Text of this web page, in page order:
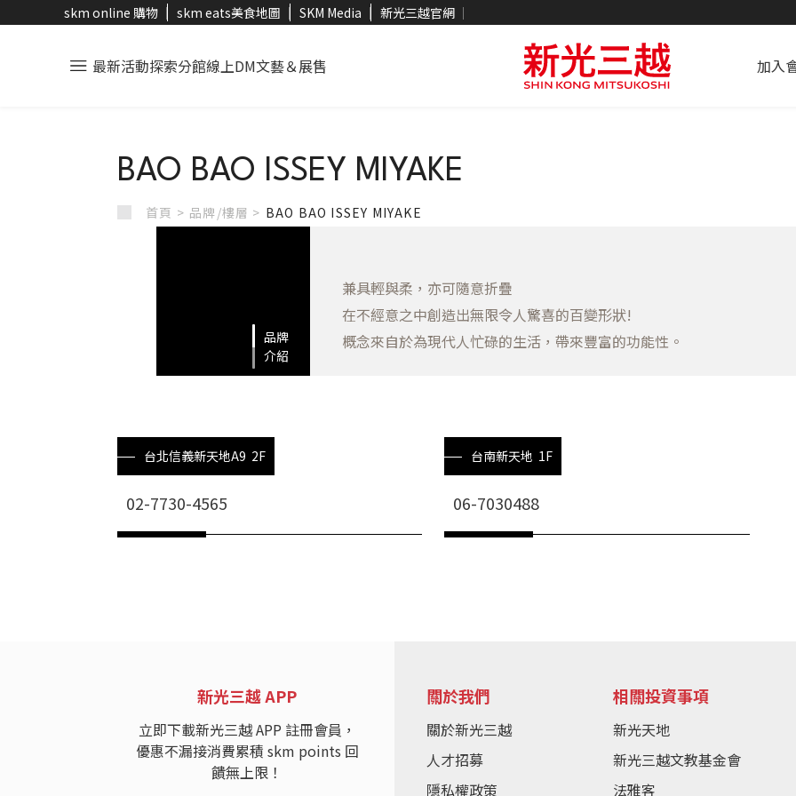
skm online 購物 skm eats美食地圖 SKM Media 新光三越官網
最新活動探索分館線上DM文藝＆展售 加入
BAO BAO ISSEY MIYAKE
首頁 > 品牌/樓層 > BAO BAO ISSEY MIYAKE
品牌
介紹
兼具輕與柔，亦可隨意折疊
在不經意之中創造出無限令人驚喜的百變形狀!
概念來自於為現代人忙碌的生活，帶來豐富的功能性。
台北信義新天地A9 2F
02-7730-4565
台南新天地 1F
06-7030488
新光三越 APP
立即下載新光三越 APP 註冊會員，
優惠不漏接消費累積 skm points 回
饋無上限！
關於我們
關於新光三越
人才招募
隱私權政策
相關投資事項
新光天地
新光三越文教基金會
法雅客